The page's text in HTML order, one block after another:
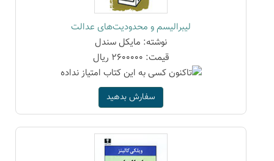
لیبرالیسم و محدودیت‌های عدالت
نوشته: مایکل سندل
قیمت: 2600000 ریال
سفارش بدهید